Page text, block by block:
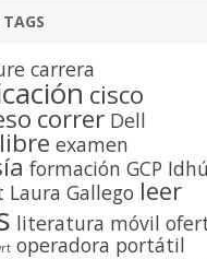
carrera
cisco
correr Dell
examen
formación GCP
Laura Gallego leer
literatura móvil
operadora portátil